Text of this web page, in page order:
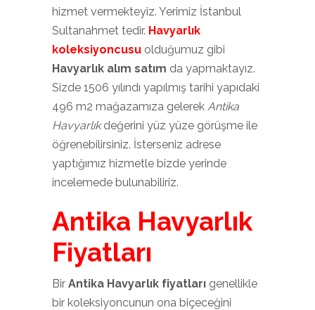
hizmet vermekteyiz. Yerimiz İstanbul
Sultanahmet tedir. Havyarlık
koleksiyoncusu olduğumuz gibi
Havyarlık alım satım da yapmaktayız.
Sizde 1506 yılındı yapılmış tarihi yapıdaki
496 m2 mağazamıza gelerek Antika
Havyarlıkdeğerini yüz yüze görüşme ile
öğrenebilirsiniz. İsterseniz adrese
yaptığımız hizmetle bizde yerinde
incelemede bulunabiliriz.
Antika Havyarlık
Fiyatları
Bir Antika Havyarlık fiyatları genellikle
bir koleksiyoncunun ona biçeceğini